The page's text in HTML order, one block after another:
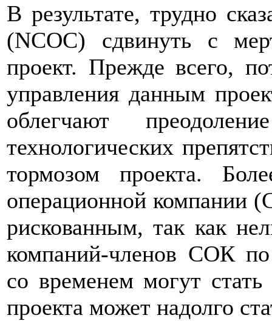
В результате, трудно
(NCOC) сдвинуть с
проект. Прежде всего,
управления данным
облегчают
технологических
тормозом проекта.
операционной компании
рискованным, так как
компаний-членов СОК по
со временем могут
проекта может надолго